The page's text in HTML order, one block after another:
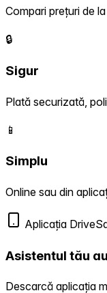
Compari prețuri de
🔒
Sigur
Plată securizată,
📱
Simplu
Online sau din
Aplicația
Asistentul tău
Descarcă aplicația